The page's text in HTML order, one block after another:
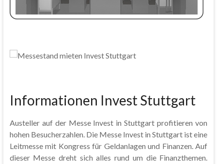
Informationen Invest Stuttgart
Austeller auf der Messe Invest in Stuttgart profitieren von
hohen Besucherzahlen. Die Messe Invest in Stuttgart ist eine
Leitmesse mit Kongress für Geldanlagen und Finanzen. Auf
dieser Messe dreht sich alles rund um die Finanzthemen.